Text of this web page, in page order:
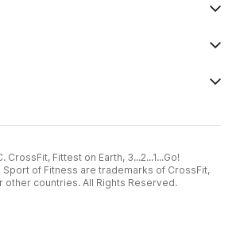
CrossFit, Fittest on Earth, 3...2...1...Go!
Sport of Fitness are trademarks of CrossFit,
other countries. All Rights Reserved.